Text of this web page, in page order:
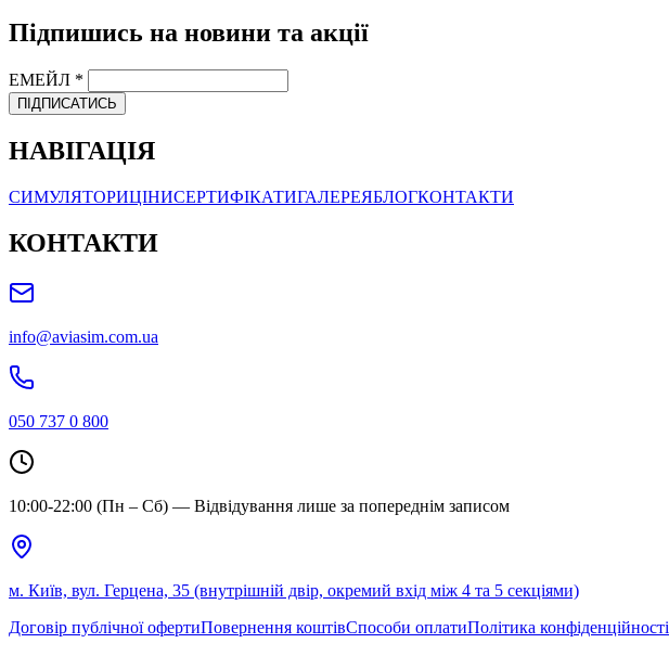
Підпишись на новини та акції
ЕМЕЙЛ *
ПІДПИСАТИСЬ
НАВІГАЦІЯ
СИМУЛЯТОРИЦІНИСЕРТИФІКАТИГАЛЕРЕЯБЛОГКОНТАКТИ
КОНТАКТИ
info@aviasim.com.ua
050 737 0 800
10:00-22:00 (Пн – Сб) — Відвідування лише за попереднім записом
м. Київ, вул. Герцена, 35 (внутрішній двір, окремий вхід між 4 та 5 секціями)
Договір публічної офертиПовернення коштівСпособи оплатиПолітика конфіденційності